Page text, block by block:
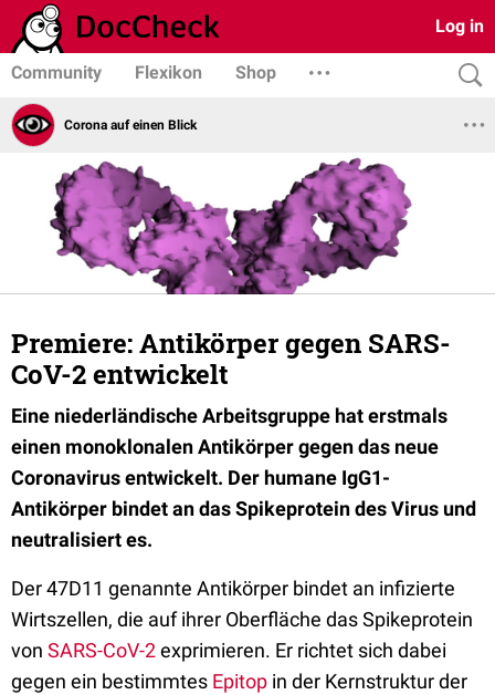
Log in
Community Flexikon Shop
Corona auf einen Blick
Premiere: Antikörper gegen SARS-
CoV-2 entwickelt
Eine niederländische Arbeitsgruppe hat erstmals
einen monoklonalen Antikörper gegen das neue
Coronavirus entwickelt. Der humane IgG1-
Antikörper bindet an das Spikeprotein des Virus und
neutralisiert es.
Der 47D11 genannte Antikörper bindet an infizierte
Wirtszellen, die auf ihrer Oberfläche das Spikeprotein
von SARS-CoV-2exprimieren. Er richtet sich dabei
gegen ein bestimmtes Epitop in der Kernstruktur der